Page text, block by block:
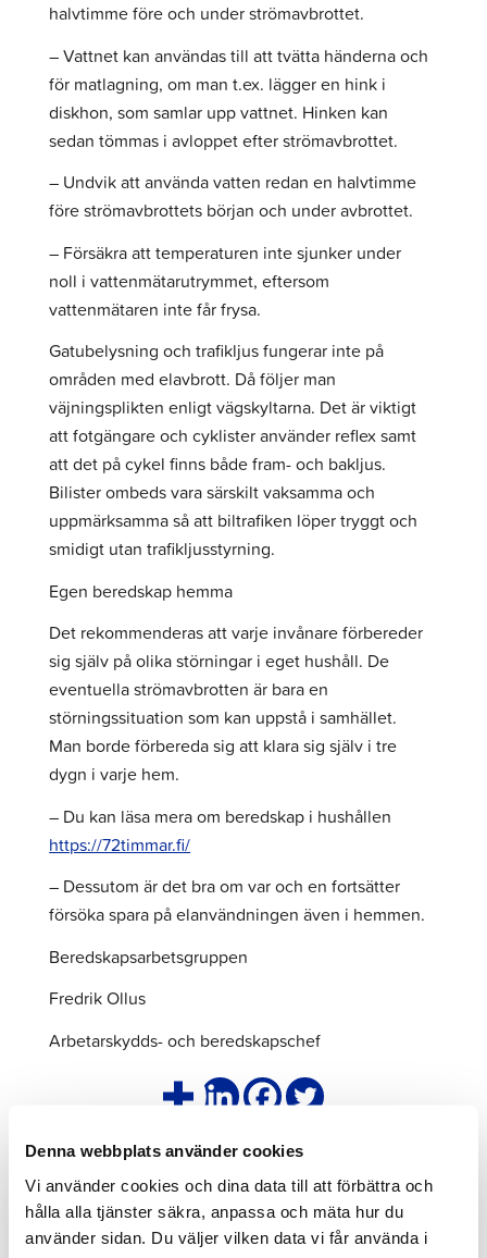
Denna webbplats använder cookies
Vi använder cookies och dina data till att förbättra och
hålla alla tjänster säkra, anpassa och mäta hur du
använder sidan. Du väljer vilken data vi får använda i
halvtimme före och under strömavbrottet.
– Vattnet kan användas till att tvätta händerna och
för matlagning, om man t.ex. lägger en hink i
diskhon, som samlar upp vattnet. Hinken kan
sedan tömmas i avloppet efter strömavbrottet.
– Undvik att använda vatten redan en halvtimme
före strömavbrottets början och under avbrottet.
– Försäkra att temperaturen inte sjunker under
noll i vattenmätarutrymmet, eftersom
vattenmätaren inte får frysa.
Gatubelysning och trafikljus fungerar inte på
områden med elavbrott. Då följer man
väjningsplikten enligt vägskyltarna. Det är viktigt
att fotgängare och cyklister använder reflex samt
att det på cykel finns både fram- och bakljus.
Bilister ombeds vara särskilt vaksamma och
uppmärksamma så att biltrafiken löper tryggt och
smidigt utan trafikljusstyrning.
Egen beredskap hemma
Det rekommenderas att varje invånare förbereder
sig själv på olika störningar i eget hushåll. De
eventuella strömavbrotten är bara en
störningssituation som kan uppstå i samhället.
Man borde förbereda sig att klara sig själv i tre
dygn i varje hem.
– Du kan läsa mera om beredskap i hushållen
https://72timmar.fi/
– Dessutom är det bra om var och en fortsätter
försöka spara på elanvändningen även i hemmen.
Beredskapsarbetsgruppen
Fredrik Ollus
Arbetarskydds- och beredskapschef
Läs även dessa
Klicka
för
att